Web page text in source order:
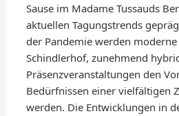
Sause im Madame Tussauds
aktuellen Tagungstrends
der Pandemie werden
Schindlerhof, zunehmend
Präsenzveranstaltungen den
Bedürfnissen einer vielfältigen
werden. Die Entwicklungen in